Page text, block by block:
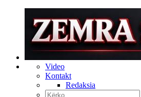
Video
Kontakt
Redaksia